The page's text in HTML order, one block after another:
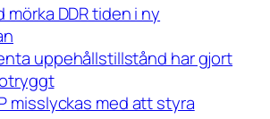
mörka DDR tiden i ny
uppehållstillstånd har gjort
misslyckas med att styra